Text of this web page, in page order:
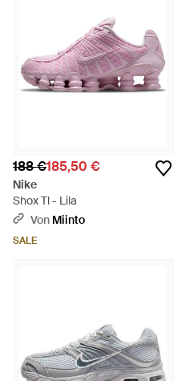
188 €185,50 €
Nike
Shox Tl - Lila
Von Miinto
SALE